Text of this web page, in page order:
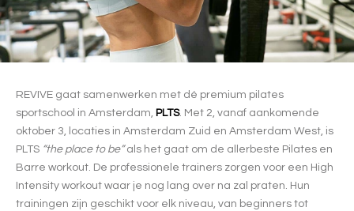
REVIVE gaat samenwerken met dé premium pilates
sportschool in Amsterdam, PLTS. Met 2, vanaf aankomende
oktober 3, locaties in Amsterdam Zuid en Amsterdam West, is
PLTS “the place to be”als het gaat om de allerbeste Pilates en
Barre workout. De professionele trainers zorgen voor een High
Intensity workout waar je nog lang over na zal praten. Hun
trainingen zijn geschikt voor elk niveau, van beginners tot